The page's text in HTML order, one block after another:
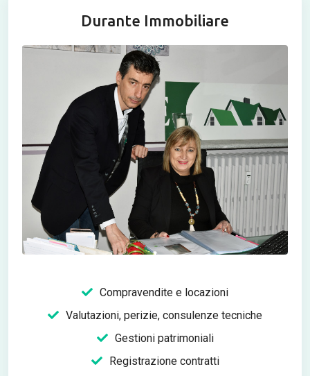
Durante Immobiliare
Compravendite e locazioni
Valutazioni, perizie, consulenze tecniche
Gestioni patrimoniali
Registrazione contratti